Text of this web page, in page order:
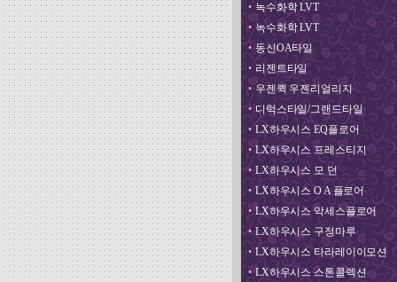
• 녹수화학 LVT
• 녹수화학 LVT
• 동신OA타일
• 리젠트타일
• 우젠퀵 우젠리얼리지
• 디럭스타일/그랜드타일
• LX하우시스 EQ플로어
• LX하우시스 프레스티지
• LX하우시스 모 던
• LX하우시스 O A 플로어
• LX하우시스 악세스플로어
• LX하우시스 구정마루
• LX하우시스 타라레이이모션
• LX하우시스 스톤콜렉션